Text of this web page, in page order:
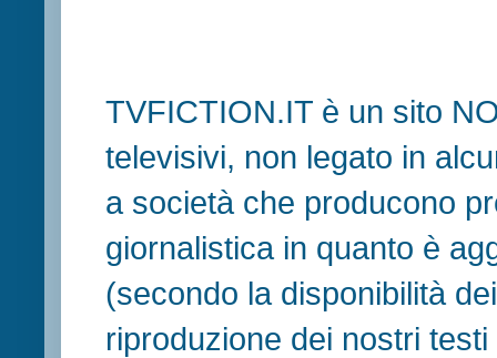
TVFICTION.IT è un sito
televisivi, non legato in
a società che producono
giornalistica in quanto è
(secondo la disponibilità
riproduzione dei nostri